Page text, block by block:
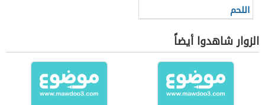
اللحم
الزوار شاهدوا أيضاً